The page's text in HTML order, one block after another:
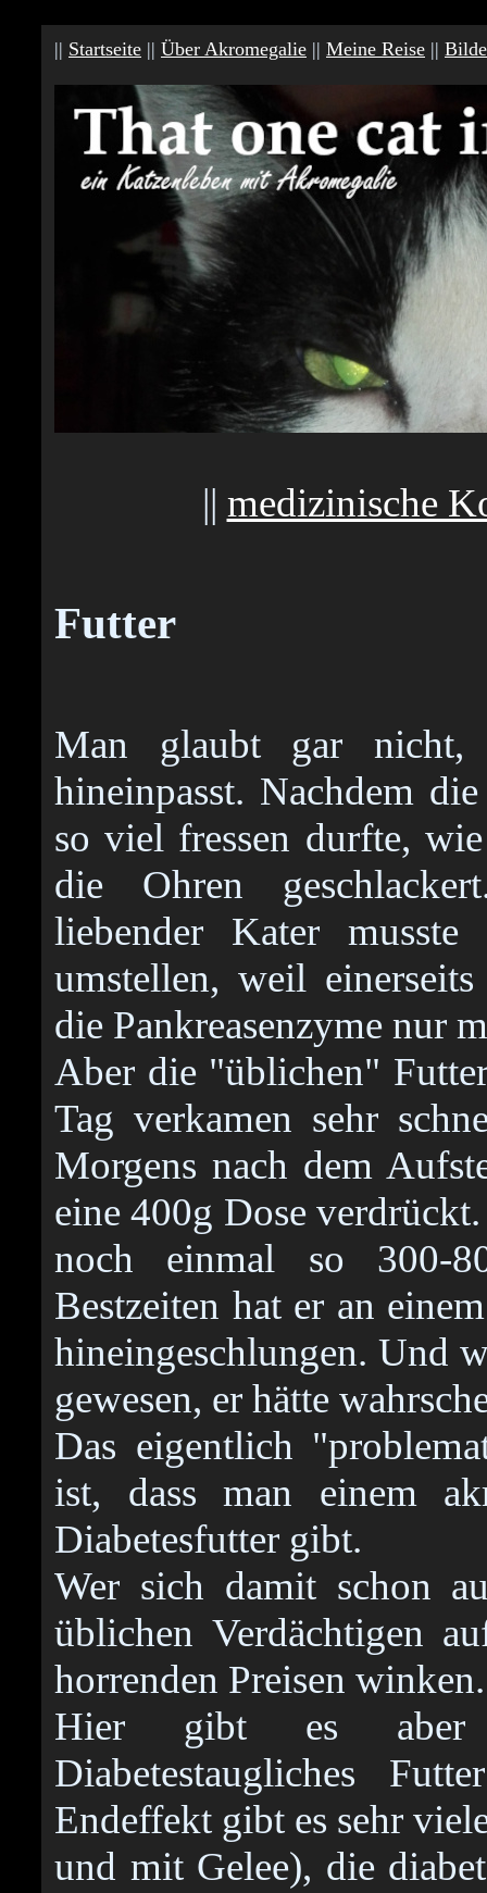
|| Startseite || Über Akromegalie || Meine Reise ||
|| medizinische
Futter
Man glaubt gar
hineinpasst. Nachdem
so viel fressen durfte,
die Ohren
liebender Kater
umstellen, weil
die Pankreasenzyme nur
Aber die "üblichen"
Tag verkamen sehr
Morgens nach dem
eine 400g Dose
noch einmal so 300-
Bestzeiten hat er an
hineingeschlungen. Und
gewesen, er hätte
Das eigentlich
ist, dass man einem
Diabetesfutter gibt.
Wer sich damit schon
üblichen Verdächtigen
horrenden Preisen winken.
Hier gibt es aber
Diabetestaugliches
Endeffekt gibt es sehr
und mit Gelee), die